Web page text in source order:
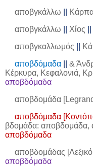
αποβγκάλλω
αποβγκάλλω
Χίος
αποβγκαλλωμός
αποβδόμαδα|| &
Κέρκυρα, Κεφαλονιά,
αποβδόμαδα
αποβδομάδα
αποβδόμαδα
βδομάδα:
αποβδόμαδα
αποβδομάδας
αποβδόμαδα